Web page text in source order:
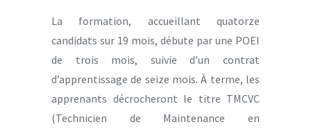
La formation, accueillant quatorze
candidats sur 19 mois, débute par une POEI
de trois mois, suivie d’un contrat
d’apprentissage de seize mois. À terme, les
apprenants décrocheront le titre TMCVC
(Technicien de Maintenance en